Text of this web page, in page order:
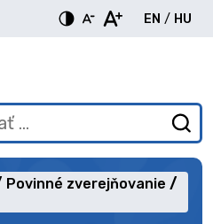
EN
English
/ HU
Povinné zverejňovanie